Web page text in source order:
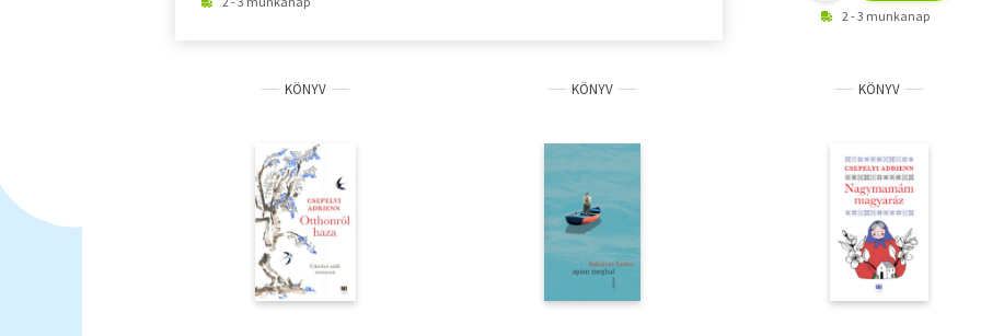
2 - 3 munkanap
KÖNYV KÖNYV KÖNYV